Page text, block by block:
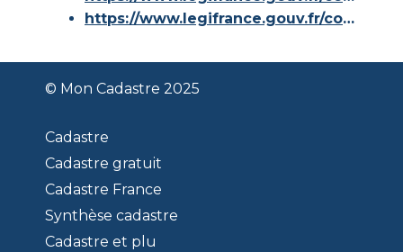
https://www.legifrance.gouv.fr/codes/id/LEGISCTA000006180153/
© Mon Cadastre 2025
Cadastre
Cadastre gratuit
Cadastre France
Synthèse cadastre
Cadastre et plu